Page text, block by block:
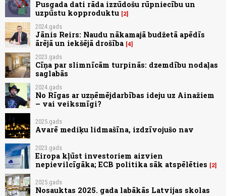
Pusgada dati rāda izzūdošu rūpniecību un
uzpūstu kopproduktu 2
2024.gads
Jānis Reirs: Naudu nākamajā budžetā apēdīs
ārējā un iekšējā drošība 4
2023.gads
Cīņa par slimnīcām turpinās: dzemdību nodaļas
saglabās
2024.gads
No Rīgas ar uzņēmējdarbības ideju uz Ainažiem
– vai veiksmīgi?
2025.gads
Avarē mediķu lidmašīna, izdzīvojušo nav
2023.gads
Eiropa kļūst investoriem aizvien
nepievilcīgāka; ECB politika sāk atspēlēties
2
2025.gads
Nosauktas 2025. gada labākās Latvijas skolas